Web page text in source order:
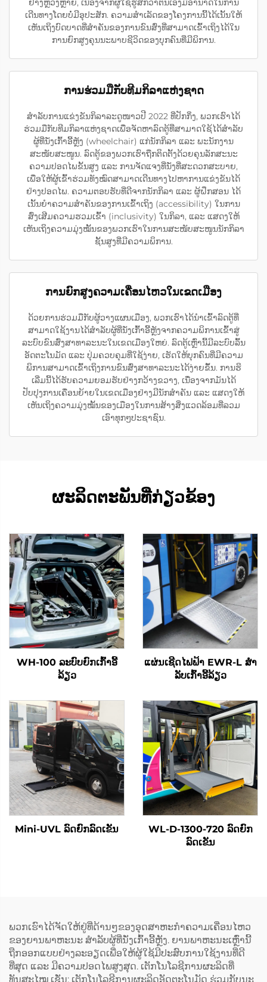
ເດີນທາງໂດຍບໍ່ມີອຸປະສັກ. ຄວາມສຳເລັດຂອງໂຄງການນີ້ໄດ້ເນັ້ນໃຫ້
ເຫັນເຖິງບົດບາດທີ່ສຳຄັນຂອງການຂົນສົ່ງທີ່ສາມາດເຂົ້າເຖິງໄດ້ໃນ
ການຍົກສູງຄຸນນະພາບຊີວິດຂອງບຸກຄົນທີ່ມີພິການ.
ການຮ່ວມມືກັບທີມກິລາແຫ່ງຊາດ
ສຳລັບການແຂ່ງຂັນກິລາລະດູໜາວປີ 2022 ທີ່ປັກກິ່ງ, ພວກເຮົາໄດ້
ຮ່ວມມືກັບທີມກິລາແຫ່ງຊາດເພື່ອຈັດຫາລົດຕູ້ທີ່ສາມາດໃຊ້ໄດ້ສຳລັບ
ຜູ້ທີ່ນັ່ງເກົ້າອີ້ຫຼັງ (wheelchair) ແກ່ນັກກິລາ ແລະ ພະນັກງານ
ສະໜັບສະໜູນ. ລົດຕູ້ຂອງພວກເຮົາຖືກຕິດຕັ້ງດ້ວຍຄຸນລັກສະນະ
ຄວາມປອດໄພຂັ້ນສູງ ແລະ ການຈັດແຈງທີ່ນັ່ງທີ່ສະດວກສະບາຍ,
ເພື່ອໃຫ້ຜູ້ເຂົ້າຮ່ວມທັງໝົດສາມາດເດີນທາງໄປຫາການແຂ່ງຂັນໄດ້
ຢ່າງປອດໄພ. ຄວາມຕອບຮັບທີ່ດີຈາກນັກກິລາ ແລະ ຜູ້ຝຶກສອນ ໄດ້
ເນັ້ນຍຳຄວາມສຳຄັນຂອງການເຂົ້າເຖິງ (accessibility) ໃນການ
ສົ່ງເສີມຄວາມຮວມເຂົ້າ (inclusivity) ໃນກິລາ, ແລະ ແສດງໃຫ້
ເຫັນເຖິງຄວາມມຸ່ງໝັ້ນຂອງພວກເຮົາໃນການສະໜັບສະໜູນນັກກິລາ
ຊັ້ນສູງທີ່ມີຄວາມພິການ.
ການຍົກສູງຄວາມເຄື່ອນໄຫວໃນເຂດເມືອງ
ດ້ວຍການຮ່ວມມືກັບຜູ້ວາງແຜນເມືອງ, ພວກເຮົາໄດ້ນຳເຂົ້າລົດຕູ້ທີ່
ສາມາດໃຊ້ງານໄດ້ສຳລັບຜູ້ທີ່ນັ່ງເກົ້າອີ້ຫຼັງຈາກຄວາມພິການເຂົ້າສູ່
ລະບົບຂົນສົ່ງສາທາລະນະໃນເຂດເມືອງໃຫຍ່. ລົດຕູ້ເຫຼົ່ານີ້ມີລະບົບລົ້ນ
ອັດຕະໂນມັດ ແລະ ປຸ່ມຄວບຄຸມທີ່ໃຊ້ງ່າຍ, ເຮັດໃຫ້ບຸກຄົນທີ່ມີຄວາມ
ພິການສາມາດເຂົ້າເຖິງການຂົນສົ່ງສາທາລະນະໄດ້ງ່າຍຂຶ້ນ. ການຮິ
ເລີ່ມນີ້ໄດ້ຮັບຄວາມຍອມຮັບຢ່າງກວ້າງຂວາງ, ເນື່ອງຈາກມັນໄດ້
ປັບປຸງການເຄື່ອນຍ້າຍໃນເຂດເມືອງຢ່າງມີນັກສຳຄັນ ແລະ ແສດງໃຫ້
ເຫັນເຖິງຄວາມມຸ່ງໝັ້ນຂອງເມືອງໃນການສ້າງສິ່ງແວດລ້ອມທີ່ລວມ
ເອົາທຸກໆປະຊາຊົນ.
ຜະລິດຕະພັນທີ່ກ່ຽວຂ້ອງ
WH-100 ລະບົບຍົກເກົ້າອີ້
ລ້ຽວ
ແຜ່ນເຊີດໄຟຟ້າ EWR-L ສໍາ
ລັບເກົ້າອີ້ລ້ຽວ
Mini-UVL ລົດຍົກລົດເຂັນ
WL-D-1300-720 ລົດຍົກ
ລົດເຂັນ
ພວກເຮົາໄດ້ຈັດໃຫ້ຢູ່ທີ່ດ້ານໆຂອງອຸດສາຫະກຳຄວາມເຄື່ອນໄຫວ
ຂອງຍານພາຫະນະ ສຳລັບຜູ້ທີ່ນັ່ງເກົ້າອີ້ຫຼັງ. ຍານພາຫະນະເຫຼົ່ານີ້
ຖືກອອກແບບຢ່າງລະອຽດເພື່ອໃຫ້ຜູ້ໃຊ້ມີປະສົບການໃຊ້ງານທີ່ດີ
ທີ່ສຸດ ແລະ ມີຄວາມປອດໄພສູງສຸດ. ເຕັກໂນໂລຊີການຜະລິດທີ່
ທັນສະໄໝ ເຊັ່ນ: ເຕັກໂນໂລຊີການຜະລິດອັດຕະໂນມັດ ຮ່ວມກັບນະ